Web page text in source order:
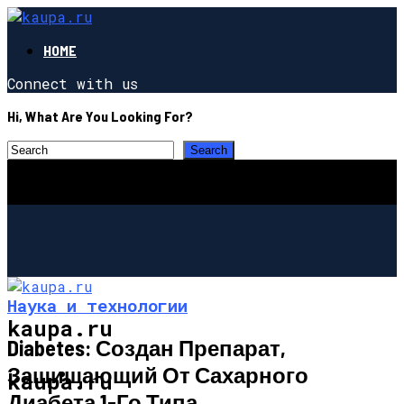
HOME
Connect with us
Hi, What Are You Looking For?
kaupa.ru
kaupa.ruПОЗНАВАТЕЛЬНОЕ
Наука и технологии
Diabetes: Создан Препарат,
Защищающий От Сахарного